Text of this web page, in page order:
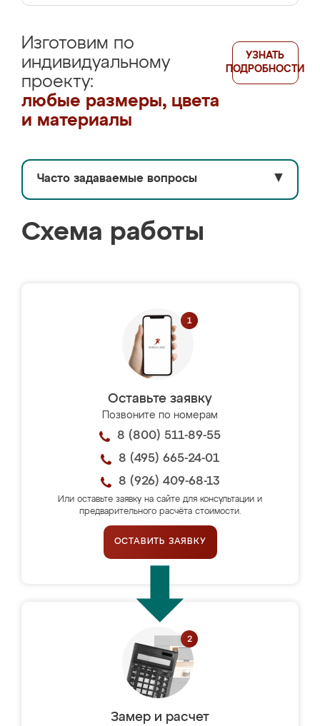
Изготовим по
индивидуальному
проекту:
любые размеры, цвета
и материалы
УЗНАТЬ
ПОДРОБНОСТИ
Часто задаваемые вопросы ▼
Схема работы
Оставьте заявку
Позвоните по номерам
8 (800) 511-89-55
8 (495) 665-24-01
8 (926) 409-68-13
Или оставьте заявку на сайте для консультации и
предварительного расчёта стоимости.
ОСТАВИТЬ ЗАЯВКУ
Замер и расчет